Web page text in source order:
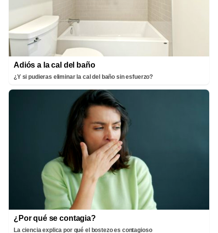
Adiós a la cal del baño
¿Y si pudieras eliminar la cal del baño sin esfuerzo?
¿Por qué se contagia?
La ciencia explica por qué el bostezo es contagioso